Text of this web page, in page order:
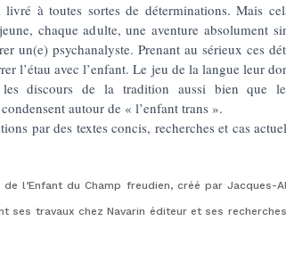
livré à toutes sortes de déterminations. Mais
chaque adulte, une aventure absolument
un(e) psychanalyste. Prenant au sérieux ces
l’étau avec l’enfant. Le jeu de la langue leur
les discours de la tradition aussi bien que
autour de « l’enfant trans ».
par des textes concis, recherches et cas
de l’Enfant du Champ freudien, créé par Jacques-
ses travaux chez Navarin éditeur et ses